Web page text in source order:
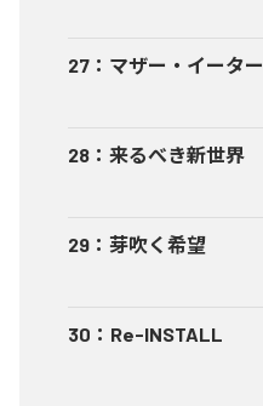
27 ： マザー・イーター
28 ： 来るべき新世界
29 ： 芽吹く希望
30 ： Re-INSTALL